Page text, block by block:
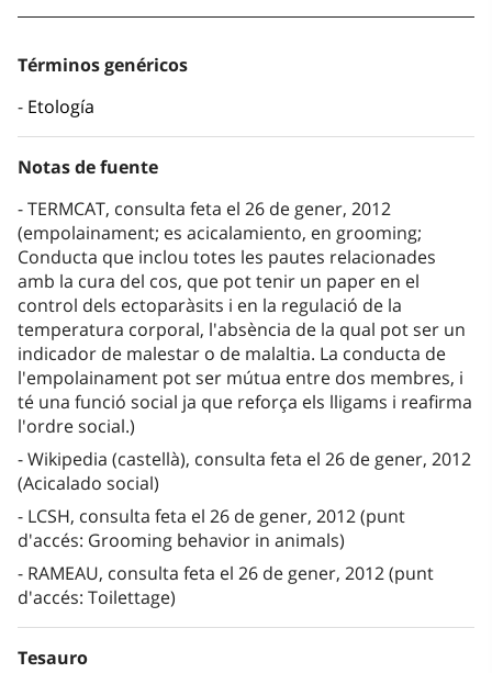
Términos genéricos
Etología
Notas de fuente
TERMCAT, consulta feta el 26 de gener, 2012
(empolainament; es acicalamiento, en grooming;
Conducta que inclou totes les pautes relacionades
amb la cura del cos, que pot tenir un paper en el
control dels ectoparàsits i en la regulació de la
temperatura corporal, l'absència de la qual pot ser un
indicador de malestar o de malaltia. La conducta de
l'empolainament pot ser mútua entre dos membres, i
té una funció social ja que reforça els lligams i reafirma
l'ordre social.)
Wikipedia (castellà), consulta feta el 26 de gener, 2012
(Acicalado social)
LCSH, consulta feta el 26 de gener, 2012 (punt
d'accés: Grooming behavior in animals)
RAMEAU, consulta feta el 26 de gener, 2012 (punt
d'accés: Toilettage)
Tesauro